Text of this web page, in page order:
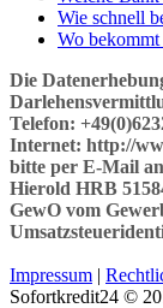
Wie schnell
Wo
Die
Telefon:
Internet: http://
bitte per E-Mail
Hierold HRB
GewO vom
Impressum |
Sofortkredit24 ©